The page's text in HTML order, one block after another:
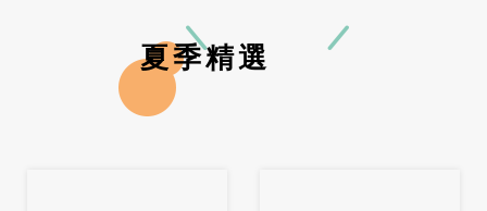
夏季精選